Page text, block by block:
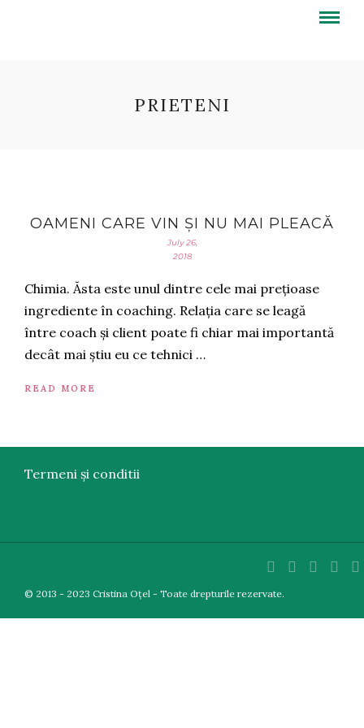
PRIETENI
OAMENI CARE VIN ȘI NU MAI PLEACĂ
July 26,
2018
Chimia. Ăsta este unul dintre cele mai prețioase
ingrediente în coaching. Relația care se leagă
între coach și client poate fi chiar mai importantă
decât mai știu eu ce tehnici …
READ MORE
Termeni și conditii
© 2013 - 2023 Cristina Oțel - Toate drepturile rezervate.